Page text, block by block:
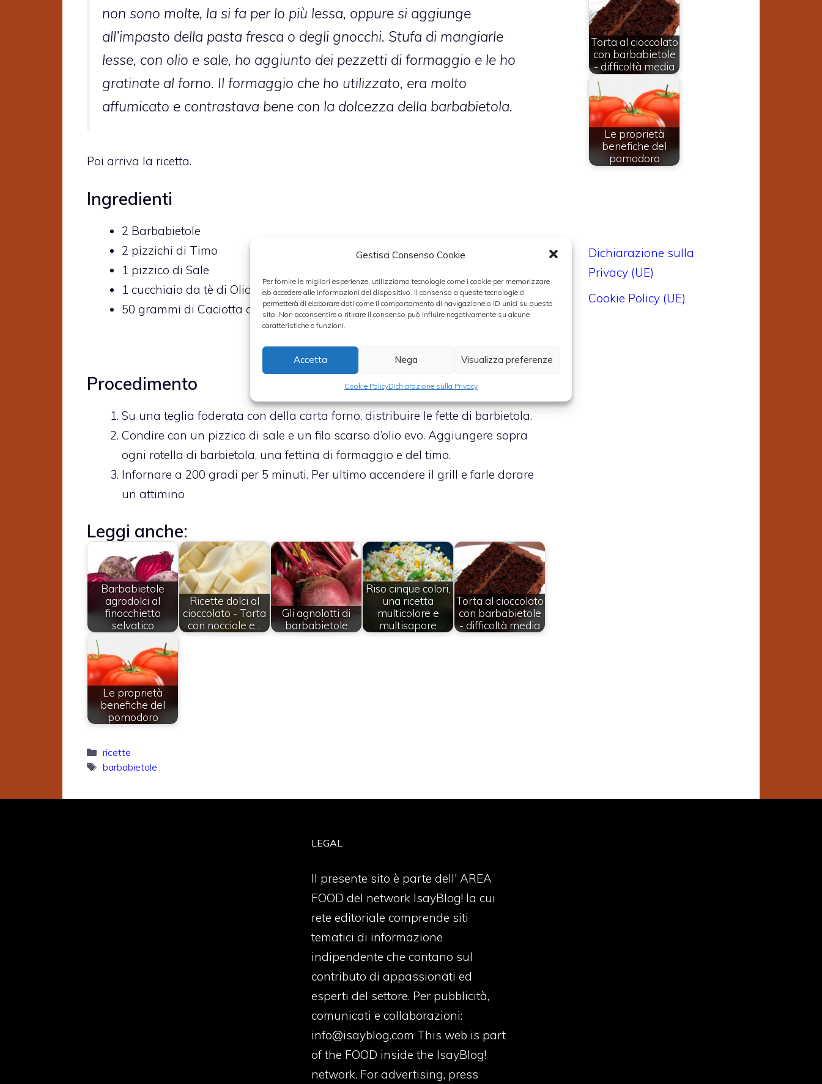
Gestisci Consenso Cookie
Per fornire le migliori esperienze, utilizziamo tecnologie come i cookie per memorizzare
e/o accedere alle informazioni del dispositivo. Il consenso a queste tecnologie ci
permetterà di elaborare dati come il comportamento di navigazione o ID unici su questo
sito. Non acconsentire o ritirare il consenso può influire negativamente su alcune
caratteristiche e funzioni.
Accetta Nega Visualizza preferenze
Cookie PolicyDichiarazione sulla Privacy
non sono molte, la si fa per lo più lessa, oppure si aggiunge
all’impasto della pasta fresca o degli gnocchi. Stufa di mangiarle
lesse, con olio e sale, ho aggiunto dei pezzetti di formaggio e le ho
gratinate al forno. Il formaggio che ho utilizzato, era molto
affumicato e contrastava bene con la dolcezza della barbabietola.
Poi arriva la ricetta.
Ingredienti
2 Barbabietole
2 pizzichi di Timo
1 pizzico di Sale
1 cucchiaio da tè di Olio extravergine d’oliva (EVO)
50 grammi di Caciotta di pecora, sarda, affumicata
Procedimento
Su una teglia foderata con della carta forno, distribuire le fette di barbietola.
Condire con un pizzico di sale e un filo scarso d’olio evo. Aggiungere sopra
ogni rotella di barbietola, una fettina di formaggio e del timo.
Infornare a 200 gradi per 5 minuti. Per ultimo accendere il grill e farle dorare
un attimino
Leggi anche:
Barbabietole
agrodolci al
finocchietto
selvatico
Ricette dolci al
cioccolato - Torta
con nocciole e…
Gli agnolotti di
barbabietole
Riso cinque colori,
una ricetta
multicolore e
multisapore
Torta al cioccolato
con barbabietole
- difficoltà media
Le proprietà
benefiche del
pomodoro
Categorie
ricette
Tag
barbabietole
Torta al cioccolato
con barbabietole
- difficoltà media
Le proprietà
benefiche del
pomodoro
Dichiarazione sulla
Privacy (UE)
Cookie Policy (UE)
LEGAL
Il presente sito è parte dell' AREA
FOOD del network IsayBlog! la cui
rete editoriale comprende siti
tematici di informazione
indipendente che contano sul
contributo di appassionati ed
esperti del settore. Per pubblicità,
comunicati e collaborazioni:
info@isayblog.com This web is part
of the FOOD inside the IsayBlog!
network. For advertising, press